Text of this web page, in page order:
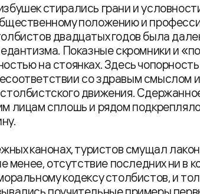
стирались грани и
положению и
двадцатых годов была
Показные скромники и
на стоянках. Здесь
со здравым смыслом
движения.
лицам сплошь и рядом
канонах, туристов смущал
менее, отсутствие последних ни в
кодексу столбистов, и